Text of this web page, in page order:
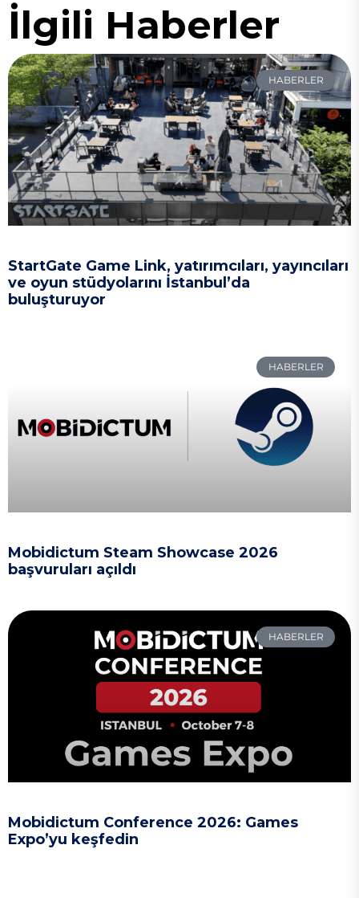
İlgili Haberler
HABERLER
StartGate Game Link, yatırımcıları, yayıncıları
ve oyun stüdyolarını İstanbul’da
buluşturuyor
HABERLER
Mobidictum Steam Showcase 2026
başvuruları açıldı
HABERLER
Mobidictum Conference 2026: Games
Expo’yu keşfedin